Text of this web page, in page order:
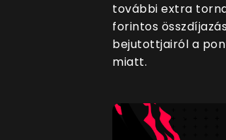
további extra
forintos
bejutottjairól a
miatt.